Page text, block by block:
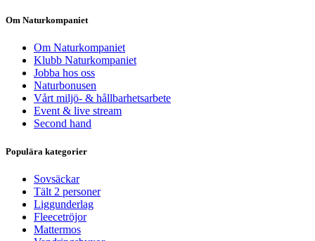
Om Naturkompaniet
Om Naturkompaniet
Klubb Naturkompaniet
Jobba hos oss
Naturbonusen
Vårt miljö- & hållbarhetsarbete
Event & live stream
Second hand
Populära kategorier
Sovsäckar
Tält 2 personer
Liggunderlag
Fleecetröjor
Mattermos